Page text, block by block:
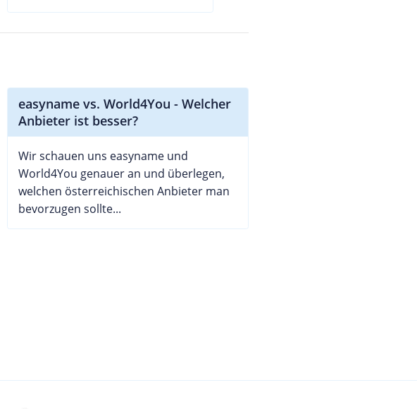
easyname vs. World4You - Welcher
Anbieter ist besser?
Wir schauen uns easyname und
World4You genauer an und überlegen,
welchen österreichischen Anbieter man
bevorzugen sollte...